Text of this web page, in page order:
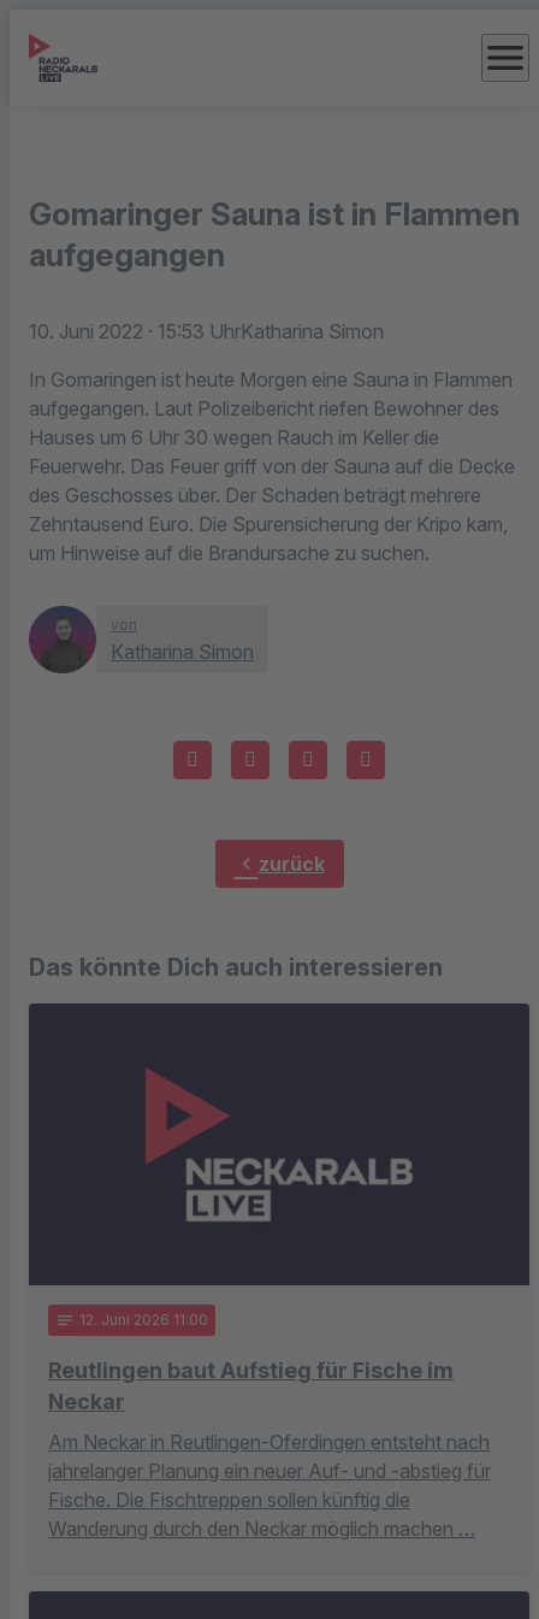
menu
Gomaringer Sauna ist in Flammen
aufgegangen
10. Juni 2022 · 15:53 UhrKatharina Simon
In Gomaringen ist heute Morgen eine Sauna in Flammen
aufgegangen. Laut Polizeibericht riefen Bewohner des
Hauses um 6 Uhr 30 wegen Rauch im Keller die
Feuerwehr. Das Feuer griff von der Sauna auf die Decke
des Geschosses über. Der Schaden beträgt mehrere
Zehntausend Euro. Die Spurensicherung der Kripo kam,
um Hinweise auf die Brandursache zu suchen.
von
Katharina Simon
chevron_left zurück
Das könnte Dich auch interessieren
notes 12. Juni 2026 11:00
Reutlingen baut Aufstieg für Fische im
Neckar
Am Neckar in Reutlingen-Oferdingen entsteht nach
jahrelanger Planung ein neuer Auf- und -abstieg für
Fische. Die Fischtreppen sollen künftig die
Wanderung durch den Neckar möglich machen …